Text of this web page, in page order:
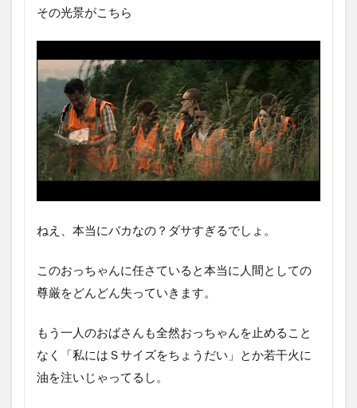
その光景がこちら
ねえ、本当にバカなの？ダサすぎるでしょ。
このおっちゃんに任さていると本当に人間としての
尊厳をどんどん失っていきます。
もう一人のおばさんも全然おっちゃんを止めること
なく「私にはＳサイズをちょうだい」とか若干火に
油を注いじゃってるし。